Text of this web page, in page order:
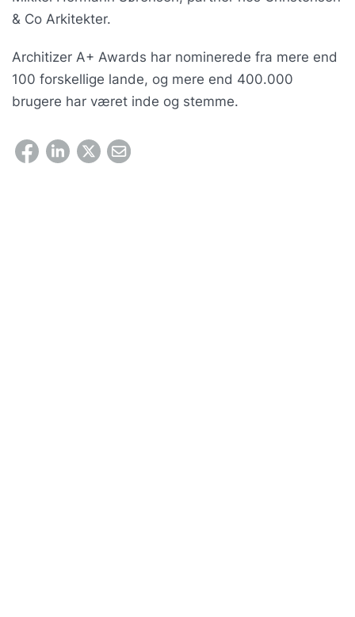
& Co Arkitekter.
Architizer A+ Awards har nominerede fra mere end
100 forskellige lande, og mere end 400.000
brugere har været inde og stemme.